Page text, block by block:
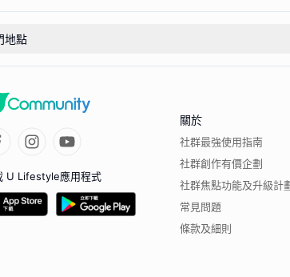
地點
U Lifestyle應用程式
關於
社群最強使用指南
社群創作有價企劃
社群焦點功能及升級計
常見問題
條款及細則